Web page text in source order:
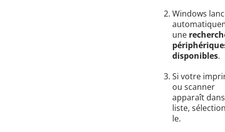
Windows
une
disponibles.
Si votre
ou scanner
apparaît
liste,
le.